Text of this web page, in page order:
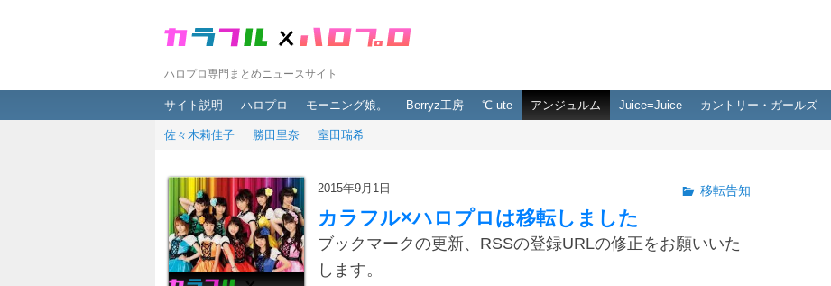
ハロプロ専門まとめニュースサイト
サイト説明 ハロプロ モーニング娘。 Berryz工房 ℃-ute アンジュルム Juice=Juice カントリー・ガールズ
佐々木莉佳子 勝田里奈 室田瑞希
2015年9月1日 移転告知
カラフル×ハロプロは移転しました
ブックマークの更新、RSSの登録URLの修正をお願いいた
します。